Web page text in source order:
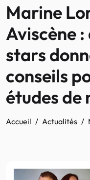
Marine
Aviscène
stars
conseils
études de
Accueil Actualités